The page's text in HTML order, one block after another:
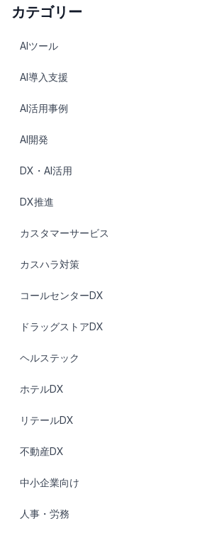
カテゴリー
AIツール
AI導入支援
AI活用事例
AI開発
DX・AI活用
DX推進
カスタマーサービス
カスハラ対策
コールセンターDX
ドラッグストアDX
ヘルステック
ホテルDX
リテールDX
不動産DX
中小企業向け
人事・労務